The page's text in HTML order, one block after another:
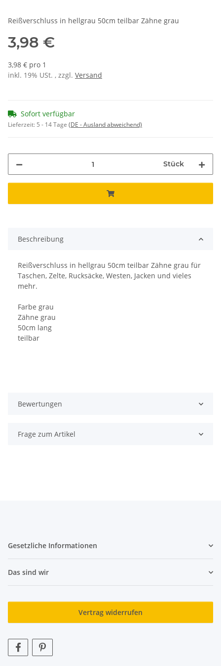
Reißverschluss in hellgrau 50cm teilbar Zähne grau
3,98 €
3,98 € pro 1
inkl. 19% USt. , zzgl. Versand
Sofort verfügbar
Lieferzeit: 5 - 14 Tage (DE - Ausland abweichend)
Stück
Beschreibung
Reißverschluss in hellgrau 50cm teilbar Zähne grau für
Taschen, Zelte, Rucksäcke, Westen, Jacken und vieles
mehr.
Farbe grau
Zähne grau
50cm lang
teilbar
Bewertungen
Frage zum Artikel
Gesetzliche Informationen
Das sind wir
Vertrag widerrufen